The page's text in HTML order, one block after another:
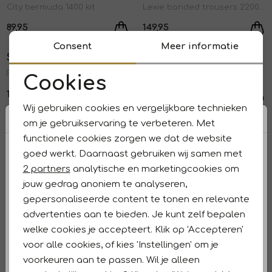
City bermuda 1400 kit
89,95 149,95
Studio Anneloes
149,95
/2
Studio Anneloes
XX Pilar leaves trousers 9011 black/off white
95,97
1/2
Studio Anneloes
139,95
Studio Anneloes
149,95
Studio Anneloes
149,95
/2
Studio Anneloes 1/2
Studio Anneloes
Noodzakelijke cookies
Personalisatie cookies
Analytische cookies
Marketing cookies
Consent Meer informatie
Cookies
Wij gebruiken cookies en vergelijkbare technieken
om je gebruikservaring te verbeteren. Met
functionele cookies zorgen we dat de website
goed werkt. Daarnaast gebruiken wij samen met
2 partners analytische en marketingcookies om
jouw gedrag anoniem te analyseren,
gepersonaliseerde content te tonen en relevante
advertenties aan te bieden. Je kunt zelf bepalen
welke cookies je accepteert. Klik op 'Accepteren'
voor alle cookies, of kies 'Instellingen' om je
voorkeuren aan te passen. Wil je alleen